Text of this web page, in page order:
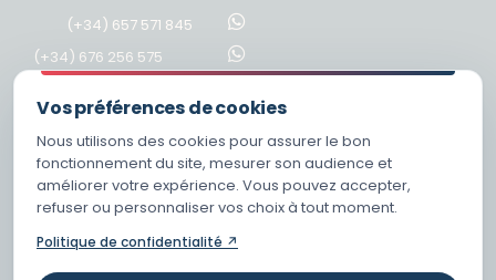
(+34) 657 571 845
(+34) 676 256 575
RÉSEAUX SOCIAUX
Vos préférences de cookies
Nous utilisons des cookies pour assurer le bon
fonctionnement du site, mesurer son audience et
améliorer votre expérience. Vous pouvez accepter,
refuser ou personnaliser vos choix à tout moment.
Politique de confidentialité ↗